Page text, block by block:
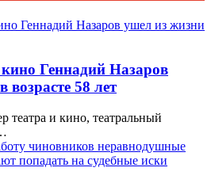
Геннадий Назаров
58 лет
театра и кино, театральный